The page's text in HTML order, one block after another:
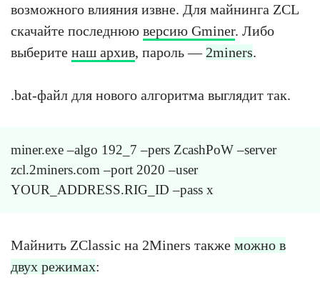
возможного влияния извне. Для майнинга ZCL
скачайте последнюю версию Gminer. Либо
выберите наш архив, пароль — 2miners.
.bat-файл для нового алгоритма выглядит так.
miner.exe –algo 192_7 –pers ZcashPoW –server
zcl.2miners.com –port 2020 –user
YOUR_ADDRESS.RIG_ID –pass x
Майнить ZClassic на 2Miners также можно в
двух режимах: